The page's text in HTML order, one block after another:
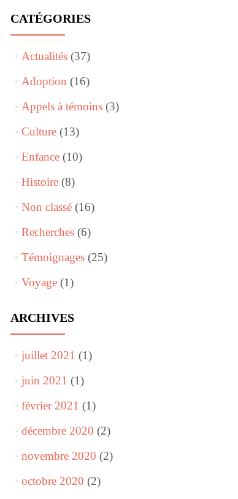
CATÉGORIES
Actualités(37)
Adoption (16)
Appels à témoins(3)
Culture(13)
Enfance(10)
Histoire(8)
Non classé(16)
Recherches(6)
Témoignages(25)
Voyage(1)
ARCHIVES
juillet 2021 (1)
juin 2021 (1)
février 2021 (1)
décembre 2020 (2)
novembre 2020 (2)
octobre 2020 (2)